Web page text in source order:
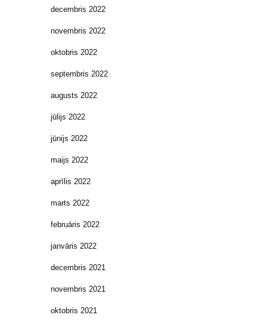
decembris 2022
novembris 2022
oktobris 2022
septembris 2022
augusts 2022
jūlijs 2022
jūnijs 2022
maijs 2022
aprīlis 2022
marts 2022
februāris 2022
janvāris 2022
decembris 2021
novembris 2021
oktobris 2021